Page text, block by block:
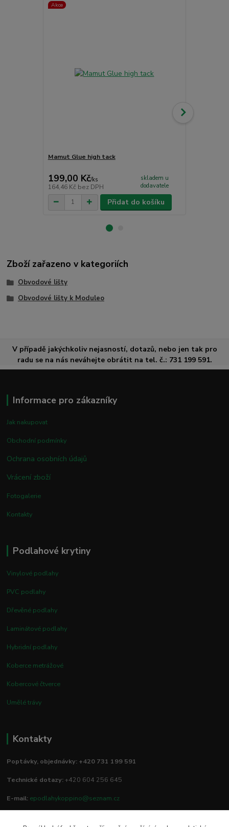
Akce
Mamut Glue high tack
199,00 Kč/ks
164,46 Kč bez DPH
skladem u
dodavatele
Přidat do košíku
Zboží zařazeno v kategoriích
Obvodové lišty
Obvodové lišty k Moduleo
V případě jakýchkoliv nejasností, dotazů, nebo jen tak pro
radu se na nás neváhejte obrátit na tel. č.: 731 199 591.
Informace pro zákazníky
Jak nakupovat
Obchodní podmínky
Ochrana osobních údajů
Vrácení zboží
Fotogalerie
Kontakty
Podlahové krytiny
Vinylové podlahy
PVC podlahy
Dřevěné podlahy
Laminátové podlahy
Hybridní podlahy
Koberce metrážové
Kobercové čtverce
Umělé trávy
Kontakty
Poptávky, objednávky: +420 731 199 591
Technické dotazy:+420 604 256 645
E-mail: epodlahykoppino@seznam.cz